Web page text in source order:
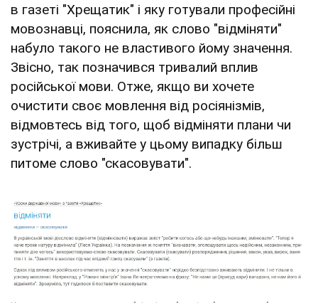
в газеті "Хрещатик" і яку готували професійні
мовознавці, пояснила, як слово "відміняти"
набуло такого не властивого йому значення.
Звісно, так позначився тривалий вплив
російської мови. Отже, якщо ви хочете
очистити своє мовлення від росіянізмів,
відмовтесь від того, щоб відміняти плани чи
зустрічі, а вживайте у цьому випадку більш
питоме слово "скасовувати".